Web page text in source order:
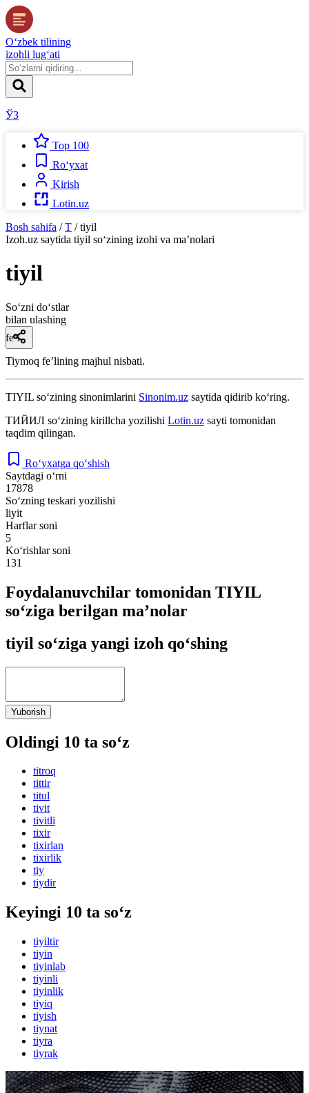
O‘zbek tilining
izohli lug‘ati
ЎЗ
Top 100
Ro‘yxat
Kirish
Lotin.uz
Bosh sahifa / T / tiyil
Izoh.uz saytida tiyil so‘zining izohi va ma’nolari
tiyil
So‘zni do‘stlar
bilan ulashing
fe’l
Tiymoq feʼlining majhul nisbati.
TIYIL so‘zining sinonimlarini Sinonim.uz saytida qidirib ko‘ring.
ТИЙИЛ so‘zining kirillcha yozilishi Lotin.uz sayti tomonidan
taqdim qilingan.
Ro‘yxatga qo‘shish
Saytdagi o‘rni
17878
So‘zning teskari yozilishi
liyit
Harflar soni
5
Ko‘rishlar soni
131
Foydalanuvchilar tomonidan TIYIL
so‘ziga berilgan ma’nolar
tiyil so‘ziga yangi izoh qo‘shing
Yuborish
Oldingi 10 ta so‘z
titroq
tittir
titul
tivit
tivitli
tixir
tixirlan
tixirlik
tiy
tiydir
Keyingi 10 ta so‘z
tiyiltir
tiyin
tiyinlab
tiyinli
tiyinlik
tiyiq
tiyish
tiynat
tiyra
tiyrak